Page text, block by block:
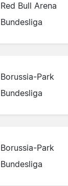
Red Bull Arena
Bundesliga
Borussia-Park
Bundesliga
Borussia-Park
Bundesliga